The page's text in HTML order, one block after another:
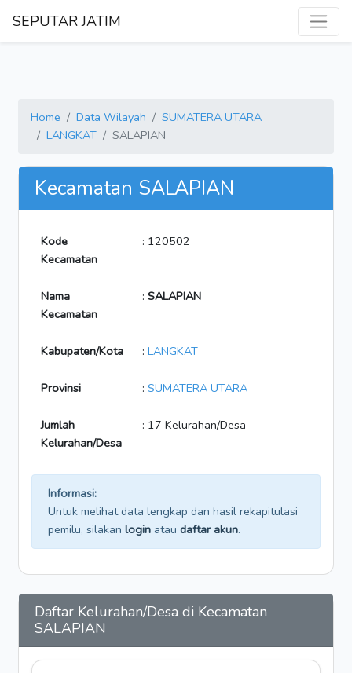
SEPUTAR JATIM
Home Data Wilayah
SUMATERA UTARA
LANGKAT
SALAPIAN
Kecamatan SALAPIAN
Kode
Kecamatan
: 120502
Nama
Kecamatan
: SALAPIAN
Kabupaten/Kota : LANGKAT
Provinsi : SUMATERA UTARA
Jumlah
Kelurahan/Desa
: 17 Kelurahan/Desa
Informasi:
Untuk melihat data lengkap dan hasil rekapitulasi
pemilu, silakan login atau daftar akun.
Daftar Kelurahan/Desa di Kecamatan
SALAPIAN